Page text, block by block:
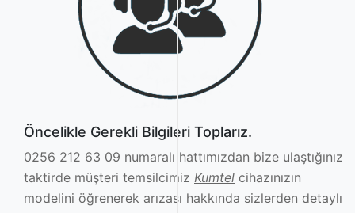
Öncelikle Gerekli Bilgileri Toplarız.
0256 212 63 09 numaralı hattımızdan bize ulaştığınız
taktirde müşteri temsilcimiz Kumtel cihazınızın
modelini öğrenerek arızası hakkında sizlerden detaylı